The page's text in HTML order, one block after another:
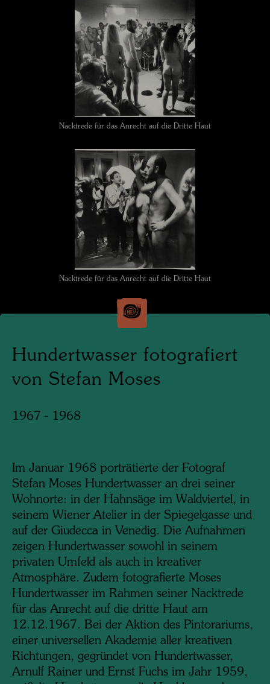
Nacktrede für das Anrecht auf die Dritte Haut
Nacktrede für das Anrecht auf die Dritte Haut
Hundertwasser fotografiert
von Stefan Moses
1967 - 1968
Im Januar 1968 porträtierte der Fotograf
Stefan Moses Hundertwasser an drei seiner
Wohnorte: in der Hahnsäge im Waldviertel, in
seinem Wiener Atelier in der Spiegelgasse und
auf der Giudecca in Venedig. Die Aufnahmen
zeigen Hundertwasser sowohl in seinem
privaten Umfeld als auch in kreativer
Atmosphäre. Zudem fotografierte Moses
Hundertwasser im Rahmen seiner Nacktrede
für das Anrecht auf die dritte Haut am
12.12.1967. Bei der Aktion des Pintorariums,
einer universellen Akademie aller kreativen
Richtungen, gegründet von Hundertwasser,
Arnulf Rainer und Ernst Fuchs im Jahr 1959,